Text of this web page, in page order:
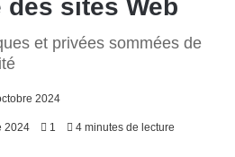
sites Web
et privées sommées de
2024
2024 1 4 minutes de lecture